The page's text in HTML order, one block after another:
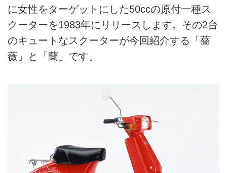
に女性をターゲットにした50ccの原付一種ス
クーターを1983年にリリースします。その2台
のキュートなスクーターが今回紹介する「薔
薇」と「蘭」です。